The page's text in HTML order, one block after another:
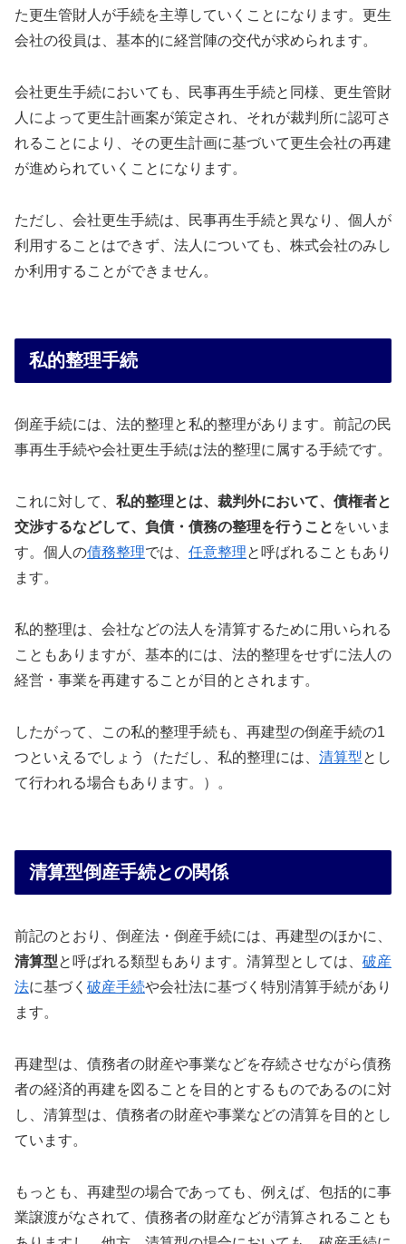
た更生管財人が手続を主導していくことになります。更生
会社の役員は、基本的に経営陣の交代が求められます。
会社更生手続においても、民事再生手続と同様、更生管財
人によって更生計画案が策定され、それが裁判所に認可さ
れることにより、その更生計画に基づいて更生会社の再建
が進められていくことになります。
ただし、会社更生手続は、民事再生手続と異なり、個人が
利用することはできず、法人についても、株式会社のみし
か利用することができません。
私的整理手続
倒産手続には、法的整理と私的整理があります。前記の民
事再生手続や会社更生手続は法的整理に属する手続です。
これに対して、 私的整理とは、裁判外において、債権者と
交渉するなどして、負債・債務の整理を行うこと をいいま
す。個人の債務整理では、 任意整理と呼ばれることもあり
ます。
私的整理は、会社などの法人を清算するために用いられる
こともありますが、基本的には、法的整理をせずに法人の
経営・事業を再建することが目的とされます。
したがって、この私的整理手続も、再建型の倒産手続の1
つといえるでしょう（ただし、私的整理には、 清算型とし
て行われる場合もあります。）。
清算型倒産手続との関係
前記のとおり、倒産法・倒産手続には、再建型のほかに、
清算型と呼ばれる類型もあります。清算型としては、 破産
法に基づく 破産手続や会社法に基づく特別清算手続があり
ます。
再建型は、債務者の財産や事業などを存続させながら債務
者の経済的再建を図ることを目的とするものであるのに対
し、清算型は、債務者の財産や事業などの清算を目的とし
ています。
もっとも、再建型の場合であっても、例えば、包括的に事
業譲渡がなされて、債務者の財産などが清算されることも